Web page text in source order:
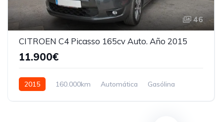
46
CITROEN C4 Picasso 165cv Auto. Año 2015
11.900€
2015 160.000km Automática
Gasólina